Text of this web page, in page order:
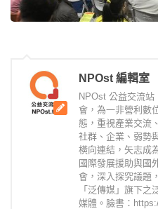
NPOst 編輯室
NPOst 公益交流
會，為一非營利數
態，重視產業交流
社群、企業、弱勢
橫向連結，矢志成
國際發展援助與國
會，深入探究議題
「泛傳媒」旗下
媒體。臉書：